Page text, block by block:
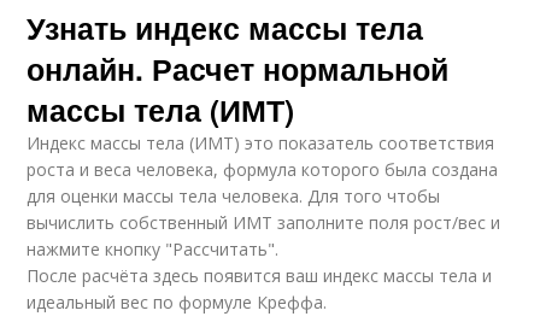
Узнать индекс массы тела
онлайн. Расчет нормальной
массы тела (ИМТ)
Индекс массы тела (ИМТ) это показатель соответствия
роста и веса человека, формула которого была создана
для оценки массы тела человека. Для того чтобы
вычислить собственный ИМТ заполните поля рост/вес и
нажмите кнопку "Рассчитать".
После расчёта здесь появится ваш индекс массы тела и
идеальный вес по формуле Креффа.